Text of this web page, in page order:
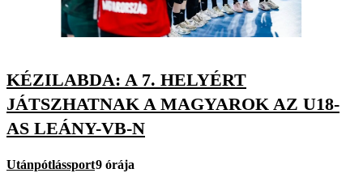
KÉZILABDA: A 7. HELYÉRT
JÁTSZHATNAK A MAGYAROK AZ U18-
AS LEÁNY-VB-N
Utánpótlássport9 órája